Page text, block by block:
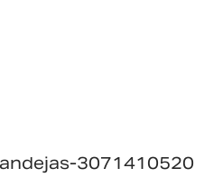
3071410520